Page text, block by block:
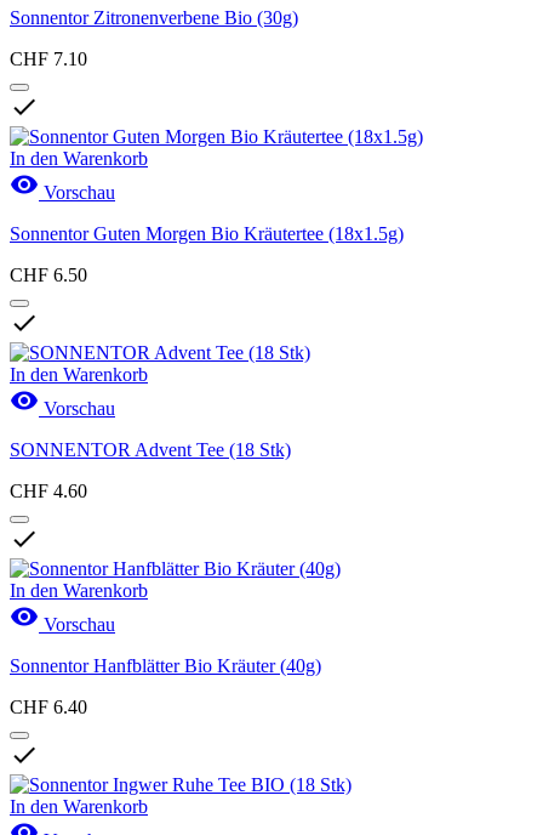
Sonnentor Zitronenverbene Bio (30g)
CHF 7.10

In den Warenkorb
 Vorschau
Sonnentor Guten Morgen Bio Kräutertee (18x1.5g)
CHF 6.50

In den Warenkorb
 Vorschau
SONNENTOR Advent Tee (18 Stk)
CHF 4.60

In den Warenkorb
 Vorschau
Sonnentor Hanfblätter Bio Kräuter (40g)
CHF 6.40

In den Warenkorb